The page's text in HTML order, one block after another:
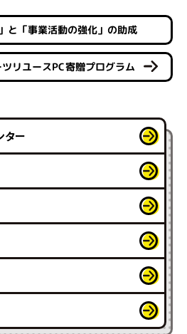
と「事業活動の強化」の助成
リユースPC寄贈プログラム
ター